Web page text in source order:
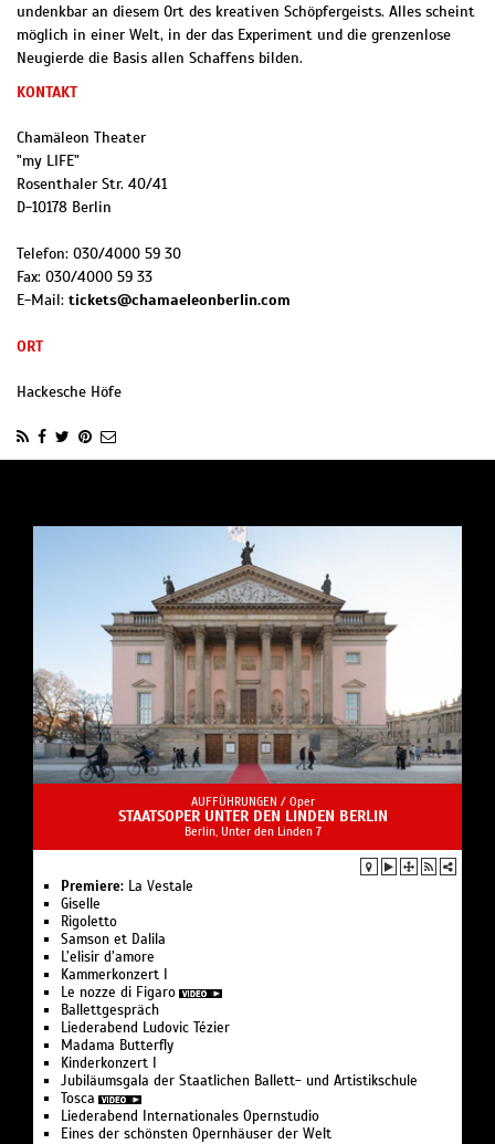
undenkbar an diesem Ort des kreativen Schöpfergeists. Alles scheint
möglich in einer Welt, in der das Experiment und die grenzenlose
Neugierde die Basis allen Schaffens bilden.
KONTAKT
Chamäleon Theater
"my LIFE"
Rosenthaler Str. 40/41
D-10178 Berlin
Telefon: 030/4000 59 30
Fax: 030/4000 59 33
E-Mail: tickets@chamaeleonberlin.com
ORT
Hackesche Höfe
AUFFÜHRUNGEN / Oper
STAATSOPER UNTER DEN LINDEN BERLIN
Berlin, Unter den Linden 7
Premiere: La Vestale
Giselle
Rigoletto
Samson et Dalila
L’elisir d’amore
Kam­mer­kon­zert I
Le nozze di Figaro
Ballettgespräch
Liederabend Ludovic Tézier
Madama Butterfly
Kinderkonzert I
Jubiläumsgala der Staatlichen Ballett- und Artistikschule
Tosca
Liederabend Internationales Opernstudio
Eines der schönsten Opernhäuser der Welt